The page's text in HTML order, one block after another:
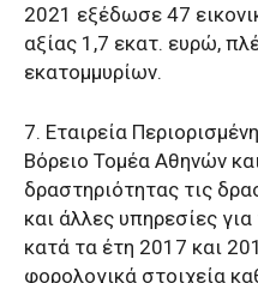
2021 εξέδωσε 47
αξίας 1,7 εκατ. ευρώ,
εκατομμυρίων.
7. Εταιρεία
Βόρειο Τομέα Αθηνών
δραστηριότητας τις
και άλλες υπηρεσίες
κατά τα έτη 2017 και
φορολογικά στοιχεία